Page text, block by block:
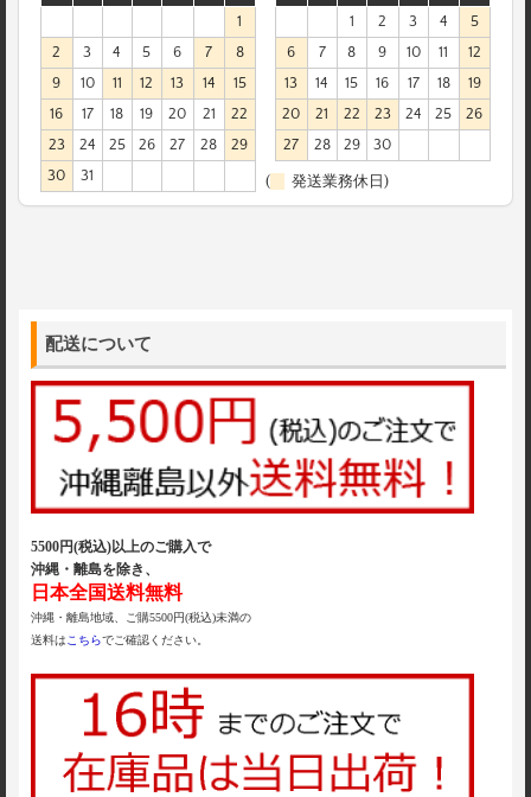
1
2
3 4 5 6 7
8
9
10 11 12 13 14
15
16
17 18 19 20 21
22
23
24 25 26 27 28
29
30
31
1
2 3 4
5
6
7 8 9 10 11
12
13
14 15 16 17 18
19
20
21 22 23 24 25
26
27
28 29 30
( 発送業務休日)
配送について
5500円(税込)以上のご購入で
沖縄・離島を除き、
日本全国送料無料
沖縄・離島地域、ご購5500円(税込)未満の
送料は こちらでご確認ください。